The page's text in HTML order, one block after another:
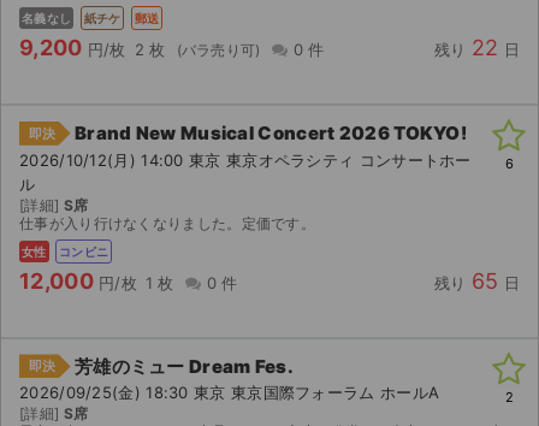
手数料・お支払い方法
よくある質問
お知らせ
名義なし 紙チケ 郵送
9,200 円/枚 2 枚 0 件 残り 22 日
即決 Brand New Musical Concert 2026 TOKYO!
2026/10/12(月) 14:00 東京 東京オペラシティ コンサートホー
ル
[詳細] S席
仕事が入り行けなくなりました。定価です。
女性 コンビニ
12,000 円/枚 1 枚 0 件 残り 65 日
6
即決 芳雄のミュー Dream Fes.
2026/09/25(金) 18:30 東京 東京国際フォーラム ホールA
[詳細] S席
2